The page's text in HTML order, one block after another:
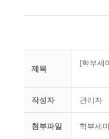
제목
[학부세
작성자 관리자
첨부파일 학부세